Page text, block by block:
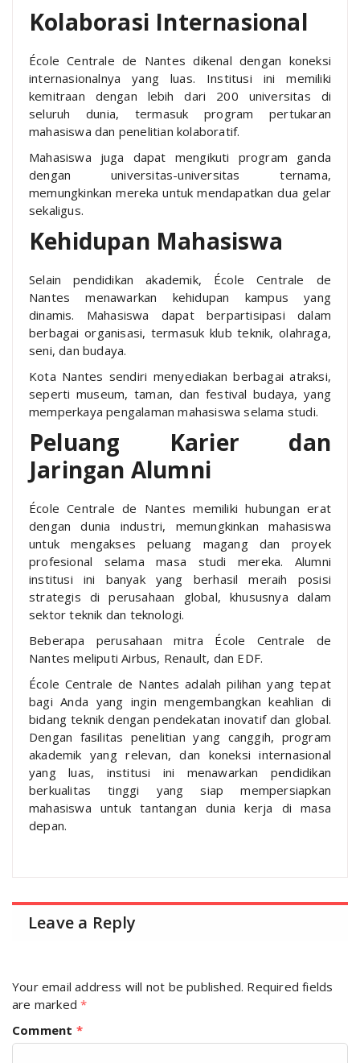
Kolaborasi Internasional
École Centrale de Nantes dikenal dengan koneksi
internasionalnya yang luas. Institusi ini memiliki
kemitraan dengan lebih dari 200 universitas di
seluruh dunia, termasuk program pertukaran
mahasiswa dan penelitian kolaboratif.
Mahasiswa juga dapat mengikuti program ganda
dengan universitas-universitas ternama,
memungkinkan mereka untuk mendapatkan dua gelar
sekaligus.
Kehidupan Mahasiswa
Selain pendidikan akademik, École Centrale de
Nantes menawarkan kehidupan kampus yang
dinamis. Mahasiswa dapat berpartisipasi dalam
berbagai organisasi, termasuk klub teknik, olahraga,
seni, dan budaya.
Kota Nantes sendiri menyediakan berbagai atraksi,
seperti museum, taman, dan festival budaya, yang
memperkaya pengalaman mahasiswa selama studi.
Peluang Karier dan
Jaringan Alumni
École Centrale de Nantes memiliki hubungan erat
dengan dunia industri, memungkinkan mahasiswa
untuk mengakses peluang magang dan proyek
profesional selama masa studi mereka. Alumni
institusi ini banyak yang berhasil meraih posisi
strategis di perusahaan global, khususnya dalam
sektor teknik dan teknologi.
Beberapa perusahaan mitra École Centrale de
Nantes meliputi Airbus, Renault, dan EDF.
École Centrale de Nantes adalah pilihan yang tepat
bagi Anda yang ingin mengembangkan keahlian di
bidang teknik dengan pendekatan inovatif dan global.
Dengan fasilitas penelitian yang canggih, program
akademik yang relevan, dan koneksi internasional
yang luas, institusi ini menawarkan pendidikan
berkualitas tinggi yang siap mempersiapkan
mahasiswa untuk tantangan dunia kerja di masa
depan.
Leave a Reply
Your email address will not be published. Required fields
are marked*
Comment *